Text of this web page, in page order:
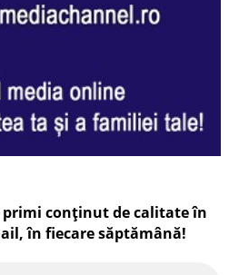
conținut de calitate în
în fiecaresăptămână!